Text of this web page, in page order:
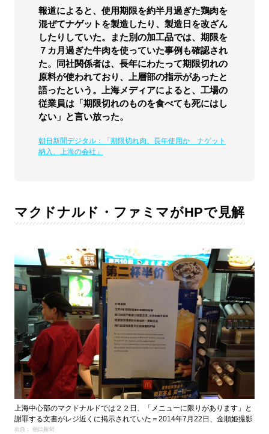
報道によると、使用期限を約半月過ぎた鶏肉を
混ぜてナゲットを製造したり、製造日を改ざん
したりしていた。また別の加工品では、期限を
７カ月過ぎた牛肉を使っていた事例も確認され
た。同社関係者は、長年にわたって期限切れの
原料が使われており、上層部の指示があったと
語ったという。上海メディアによると、工場の
従業員は「期限切れのものを食べても死にはし
ない」と言い放った。
朝日新聞デジタル：「期限切れ肉、長年使用か ナゲット
納入、上海の会社」
マクドナルド・ファミマがHPで見解
上海中心部のマクドナルドでは２２日、「メニューに限りがあります」と
謝罪する文書がレジ近くに掲示されていた＝2014年7月22日、金順姫撮影
出典： 朝日新聞